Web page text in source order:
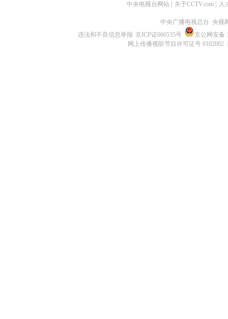
中央电视台网站 关于CCTV.com 人
中央广播电视总台 央视
违法和不良信息举报 京ICP证060535号
京公网安备
网上传播视听节目许可证号 0102002